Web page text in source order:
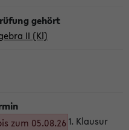
II (Kl)
zum 05.08.26 1. Klausur